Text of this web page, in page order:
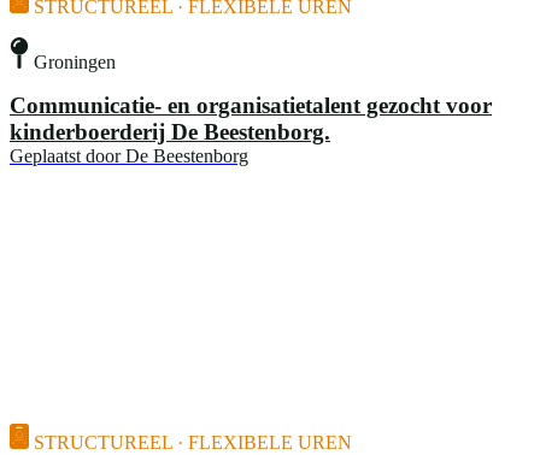
STRUCTUREEL · FLEXIBELE UREN
Groningen
Communicatie- en organisatietalent gezocht voor
kinderboerderij De Beestenborg.
Geplaatst door De Beestenborg
STRUCTUREEL · FLEXIBELE UREN